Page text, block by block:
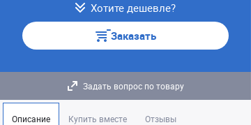
Хотите дешевле?
Заказать
Задать вопрос по товару
Описание Купить вместе Отзывы